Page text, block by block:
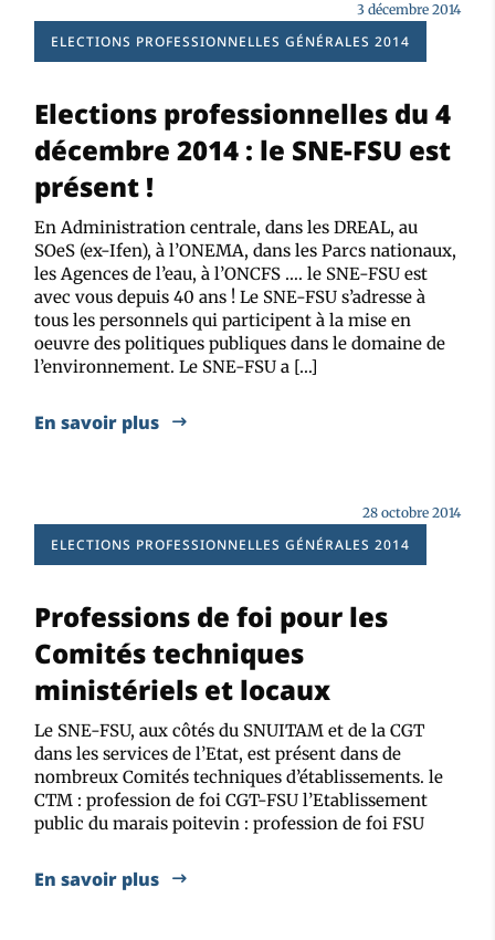
ELECTIONS PROFESSIONNELLES GÉNÉRALES 2014
3 décembre 2014
Elections professionnelles du 4
décembre 2014 : le SNE-FSU est
présent !
En Administration centrale, dans les DREAL, au
SOeS (ex-Ifen), à l’ONEMA, dans les Parcs nationaux,
les Agences de l’eau, à l’ONCFS …. le SNE-FSU est
avec vous depuis 40 ans ! Le SNE-FSU s’adresse à
tous les personnels qui participent à la mise en
oeuvre des politiques publiques dans le domaine de
l’environnement. Le SNE-FSU a […]
En savoir plus
ELECTIONS PROFESSIONNELLES GÉNÉRALES 2014
28 octobre 2014
Professions de foi pour les
Comités techniques
ministériels et locaux
Le SNE-FSU, aux côtés du SNUITAM et de la CGT
dans les services de l’Etat, est présent dans de
nombreux Comités techniques d’établissements. le
CTM : profession de foi CGT-FSU l’Etablissement
public du marais poitevin : profession de foi FSU
En savoir plus